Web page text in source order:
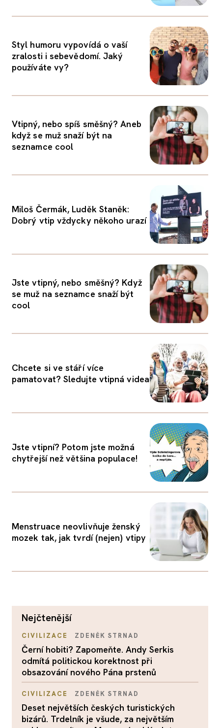
Styl humoru vypovídá o vaší
zralosti i sebevědomí. Jaký
používáte vy?
Vtipný, nebo spíš směšný? Aneb
když se muž snaží být na
seznamce cool
Miloš Čermák, Luděk Staněk:
Dobrý vtip vždycky někoho urazí
Jste vtipný, nebo směšný? Když
se muž na seznamce snaží být
cool
Chcete si ve stáří více
pamatovat? Sledujte vtipná videa
Jste vtipní? Potom jste možná
chytřejší než většina populace!
Menstruace neovlivňuje ženský
mozek tak, jak tvrdí (nejen) vtipy
nejčtenější
CIVILIZACE ZDENĚK STRNAD
Černí hobiti? Zapomeňte. Andy Serkis
odmítá politickou korektnost při
obsazování nového Pána prstenů
CIVILIZACE ZDENĚK STRNAD
Deset největších českých turistických
bizárů. Trdelník je všude, za největším